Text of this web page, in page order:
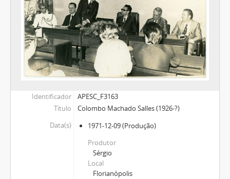
Identificador
APESC_F3163
Título
Colombo Machado Salles (1926-?)
Data(s)
1971-12-09(Produção)
Produtor
Sérgio
Local
Florianópolis